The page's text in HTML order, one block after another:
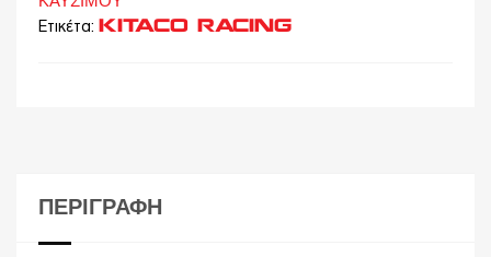
Ετικέτα: KITACO RACING
ΠΕΡΙΓΡΑΦΉ